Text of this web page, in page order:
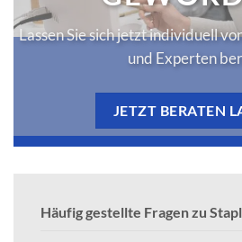
Lassen Sie sich jetzt individuell
und Experten
JETZT BERATEN
Häufig gestellte Fragen zu